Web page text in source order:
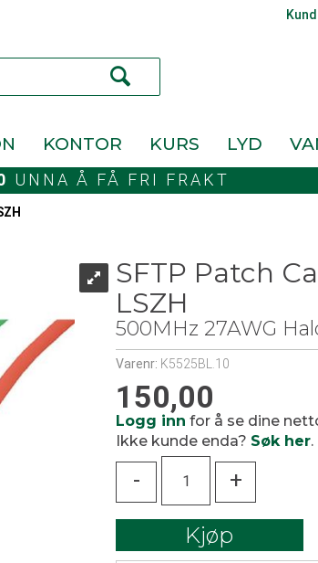
KONTOR KURS LYD
UNNA Å FÅ FRI FRAKT
SFTP Patch
LSZH
500MHz 27AWG
Varenr: K5525BL.10
150,00
Logg inn for å se dine
Ikke kunde enda? Søk her.
- +
Kjøp